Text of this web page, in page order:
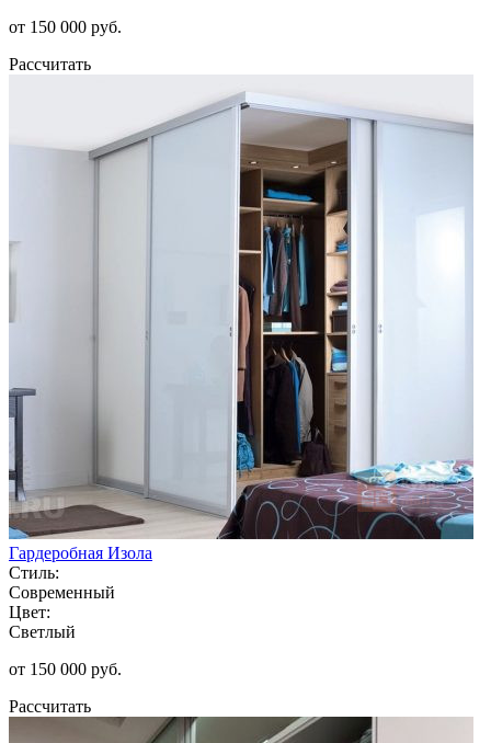
от 150 000 руб.
Рассчитать
Гардеробная Изола
Стиль:
Современный
Цвет:
Светлый
от 150 000 руб.
Рассчитать